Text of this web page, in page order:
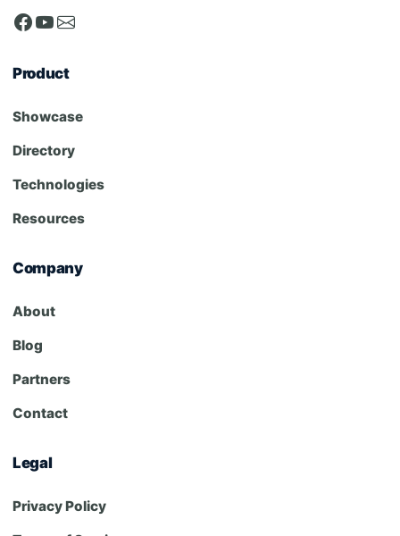
Product
Showcase
Directory
Technologies
Resources
Company
About
Blog
Partners
Contact
Legal
Privacy Policy